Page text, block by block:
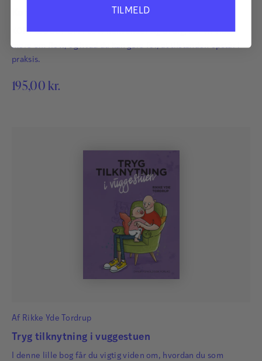
Kort & godt om FLOW
KORT & GODT OM FLOW henvender sig til dig, der vil vide
mere om flow, og hvad du kan gøre for, at tilstanden opstår i
praksis.
195,00 kr.
Af Rikke Yde Tordrup
Tryg tilknytning i vuggestuen
I denne lille bog får du vigtig viden om, hvordan du som
TILMELD